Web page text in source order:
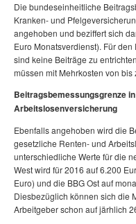
Die bundeseinheitliche
Kranken- und
angehoben und beziffert sich
Euro Monatsverdienst). Für
sind keine Beiträge zu
müssen mit Mehrkosten von
Beitragsbemessungsgrenze
Arbeitslosenversicherung
Ebenfalls angehoben wird die
gesetzliche Renten- und
unterschiedliche Werte für die
West wird für 2016 auf 6.200
Euro) und die BBG Ost auf
Diesbezüglich können sich die
Arbeitgeber schon auf järhlich